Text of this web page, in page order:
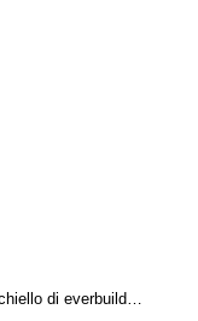
di everbuild…